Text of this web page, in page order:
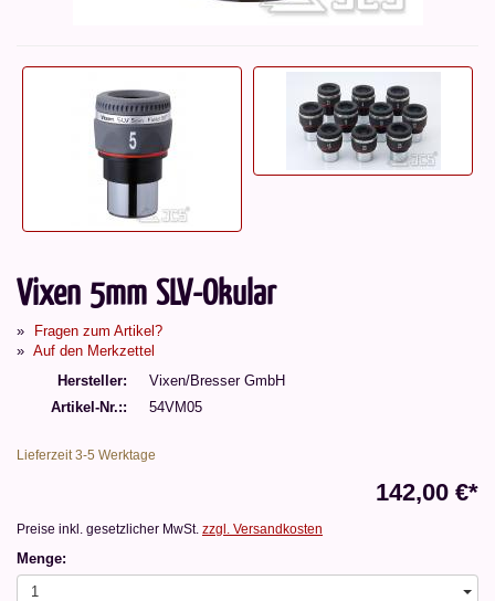
Vixen 5mm SLV-Okular
Fragen zum Artikel?
Auf den Merkzettel
Hersteller
Vixen/Bresser GmbH
Artikel-Nr.:
54VM05
Lieferzeit 3-5 Werktage
142,00 €*
Preise inkl. gesetzlicher MwSt. zzgl. Versandkosten
Menge:
1